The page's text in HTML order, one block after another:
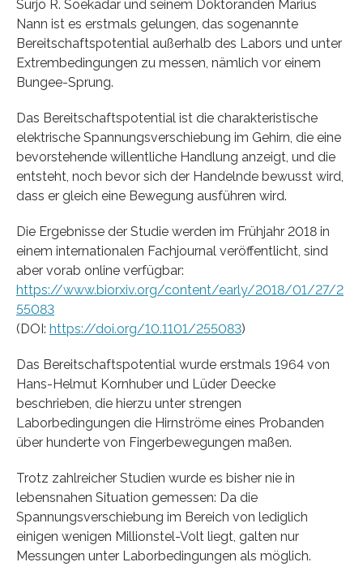
Surjo R. Soekadar und seinem Doktoranden Marius
Nann ist es erstmals gelungen, das sogenannte
Bereitschaftspotential außerhalb des Labors und unter
Extrembedingungen zu messen, nämlich vor einem
Bungee-Sprung.
Das Bereitschaftspotential ist die charakteristische
elektrische Spannungsverschiebung im Gehirn, die eine
bevorstehende willentliche Handlung anzeigt, und die
entsteht, noch bevor sich der Handelnde bewusst wird,
dass er gleich eine Bewegung ausführen wird.
Die Ergebnisse der Studie werden im Frühjahr 2018 in
einem internationalen Fachjournal veröffentlicht, sind
aber vorab online verfügbar:
https://www.biorxiv.org/content/early/2018/01/27/2
55083
(DOI: https://doi.org/10.1101/255083)
Das Bereitschaftspotential wurde erstmals 1964 von
Hans-Helmut Kornhuber und Lüder Deecke
beschrieben, die hierzu unter strengen
Laborbedingungen die Hirnströme eines Probanden
über hunderte von Fingerbewegungen maßen.
Trotz zahlreicher Studien wurde es bisher nie in
lebensnahen Situation gemessen: Da die
Spannungsverschiebung im Bereich von lediglich
einigen wenigen Millionstel-Volt liegt, galten nur
Messungen unter Laborbedingungen als möglich.